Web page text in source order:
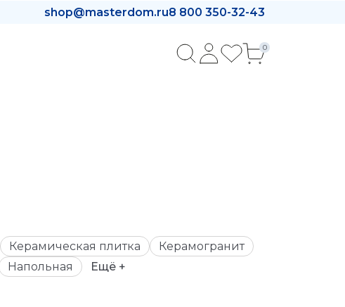
shop@masterdom.ru8 800 350-32-43
0
Керамическая плитка
Керамогранит
Напольная Ещё +